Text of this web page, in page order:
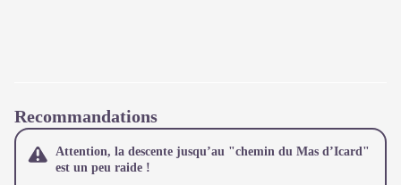
Recommandations
Attention, la descente jusqu’au "chemin du Mas d’Icard"
est un peu raide !